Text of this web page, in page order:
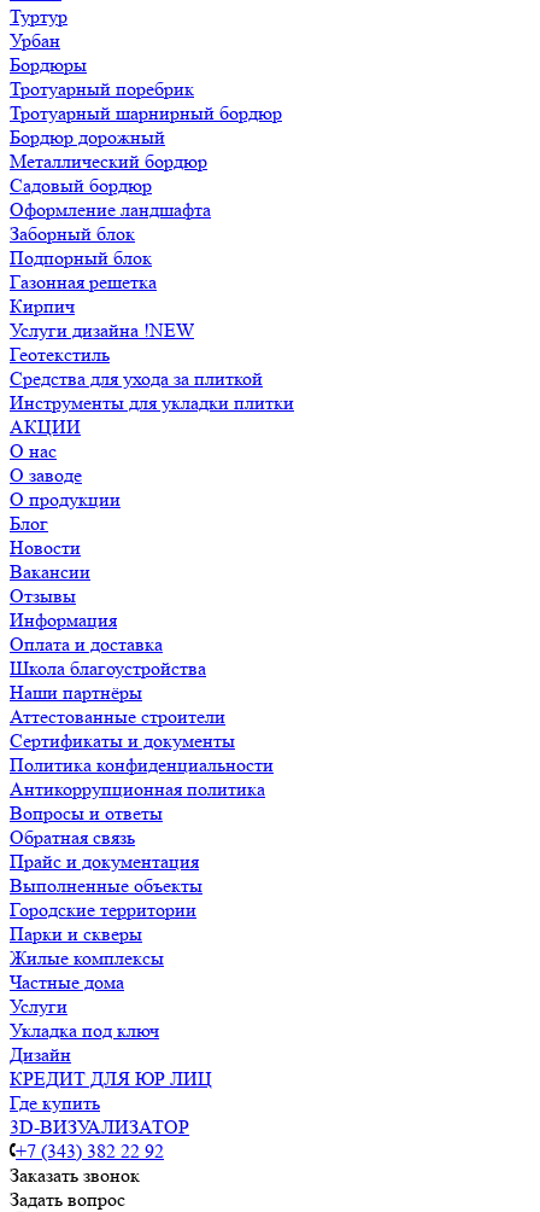
Туртур
Урбан
Бордюры
Тротуарный поребрик
Тротуарный шарнирный бордюр
Бордюр дорожный
Металлический бордюр
Садовый бордюр
Оформление ландшафта
Заборный блок
Подпорный блок
Газонная решетка
Кирпич
Услуги дизайна !NEW
Геотекстиль
Средства для ухода за плиткой
Инструменты для укладки плитки
АКЦИИ
О нас
О заводе
О продукции
Блог
Новости
Вакансии
Отзывы
Информация
Оплата и доставка
Школа благоустройства
Наши партнёры
Аттестованные строители
Сертификаты и документы
Политика конфиденциальности
Антикоррупционная политика
Вопросы и ответы
Обратная связь
Прайс и документация
Выполненные объекты
Городские территории
Парки и скверы
Жилые комплексы
Частные дома
Услуги
Укладка под ключ
Дизайн
КРЕДИТ ДЛЯ ЮР ЛИЦ
Где купить
3D-ВИЗУАЛИЗАТОР
+7 (343) 382 22 92
Заказать звонок
Задать вопрос